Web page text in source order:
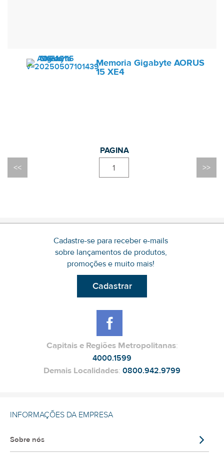
Memoria Gigabyte AORUS
15 XE4
1
Cadastre-se para receber e-mails
sobre lançamentos de produtos,
promoções e muito mais!
Cadastrar
Capitais e Regiões Metropolitanas:
4000.1599
Demais Localidades: 0800.942.9799
INFORMAÇÕES DA EMPRESA
Sobre nós